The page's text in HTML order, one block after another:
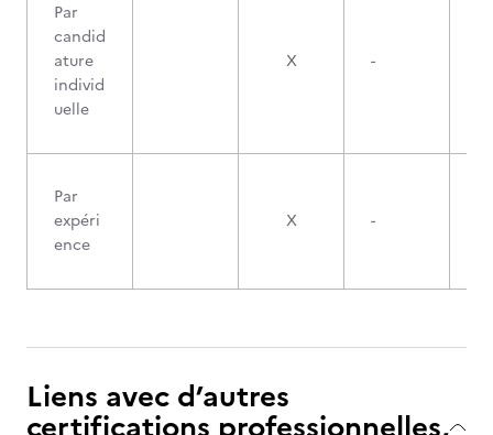
Par
candid
ature
individ
uelle
X -
Par
expéri
ence
X -
Liens avec d’autres